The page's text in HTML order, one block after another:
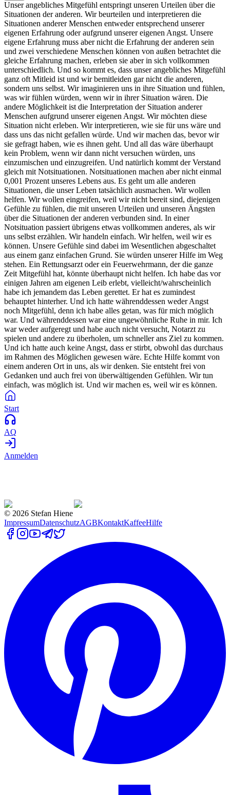
Unser angebliches Mitgefühl entspringt unseren Urteilen über die
Situationen der anderen. Wir beurteilen und interpretieren die
Situationen anderer Menschen entweder entsprechend unserer
eigenen Erfahrung oder aufgrund unserer eigenen Angst. Unsere
eigene Erfahrung muss aber nicht die Erfahrung der anderen sein
und zwei verschiedene Menschen können von außen betrachtet die
gleiche Erfahrung machen, erleben sie aber in sich vollkommen
unterschiedlich. Und so kommt es, dass unser angebliches Mitgefühl
ganz oft Mitleid ist und wir bemitleiden gar nicht die anderen,
sondern uns selbst. Wir imaginieren uns in ihre Situation und fühlen,
was wir fühlen würden, wenn wir in ihrer Situation wären. Die
andere Möglichkeit ist die Interpretation der Situation anderer
Menschen aufgrund unserer eigenen Angst. Wir möchten diese
Situation nicht erleben. Wir interpretieren, wie sie für uns wäre und
dass uns das nicht gefallen würde. Und wir machen das, bevor wir
sie gefragt haben, wie es ihnen geht. Und all das wäre überhaupt
kein Problem, wenn wir dann nicht versuchen würden, uns
einzumischen und einzugreifen. Und natürlich kommt der Verstand
gleich mit Notsituationen. Notsituationen machen aber nicht einmal
0,001 Prozent unseres Lebens aus. Es geht um alle anderen
Situationen, die unser Leben tatsächlich ausmachen. Wir wollen
helfen. Wir wollen eingreifen, weil wir nicht bereit sind, diejenigen
Gefühle zu fühlen, die mit unseren Urteilen und unseren Ängsten
über die Situationen der anderen verbunden sind. In einer
Notsituation passiert übrigens etwas vollkommen anderes, als wir
uns selbst erzählen. Wir handeln einfach. Wir helfen, weil wir es
können. Unsere Gefühle sind dabei im Wesentlichen abgeschaltet
aus einem ganz einfachen Grund. Sie würden unserer Hilfe im Weg
stehen. Ein Rettungsarzt oder ein Feuerwehrmann, der die ganze
Zeit Mitgefühl hat, könnte überhaupt nicht helfen. Ich habe das vor
einigen Jahren am eigenen Leib erlebt, vielleicht/wahrscheinlich
habe ich jemandem das Leben gerettet. Er hat es zumindest
behauptet hinterher. Und ich hatte währenddessen weder Angst
noch Mitgefühl, denn ich habe alles getan, was für mich möglich
war. Und währenddessen war eine ungewöhnliche Ruhe in mir. Ich
war weder aufgeregt und habe auch nicht versucht, Notarzt zu
spielen und andere zu überholen, um schneller ans Ziel zu kommen.
Und ich hatte auch keine Angst, dass er stirbt, obwohl das durchaus
im Rahmen des Möglichen gewesen wäre. Echte Hilfe kommt von
einem anderen Ort in uns, als wir denken. Sie entsteht frei von
Gedanken und auch frei von überwältigenden Gefühlen. Wir tun
einfach, was möglich ist. Und wir machen es, weil wir es können.
Start
AQ
Anmelden
© 2026 Stefan Hiene
ImpressumDatenschutzAGBKontaktKaffeeHilfe